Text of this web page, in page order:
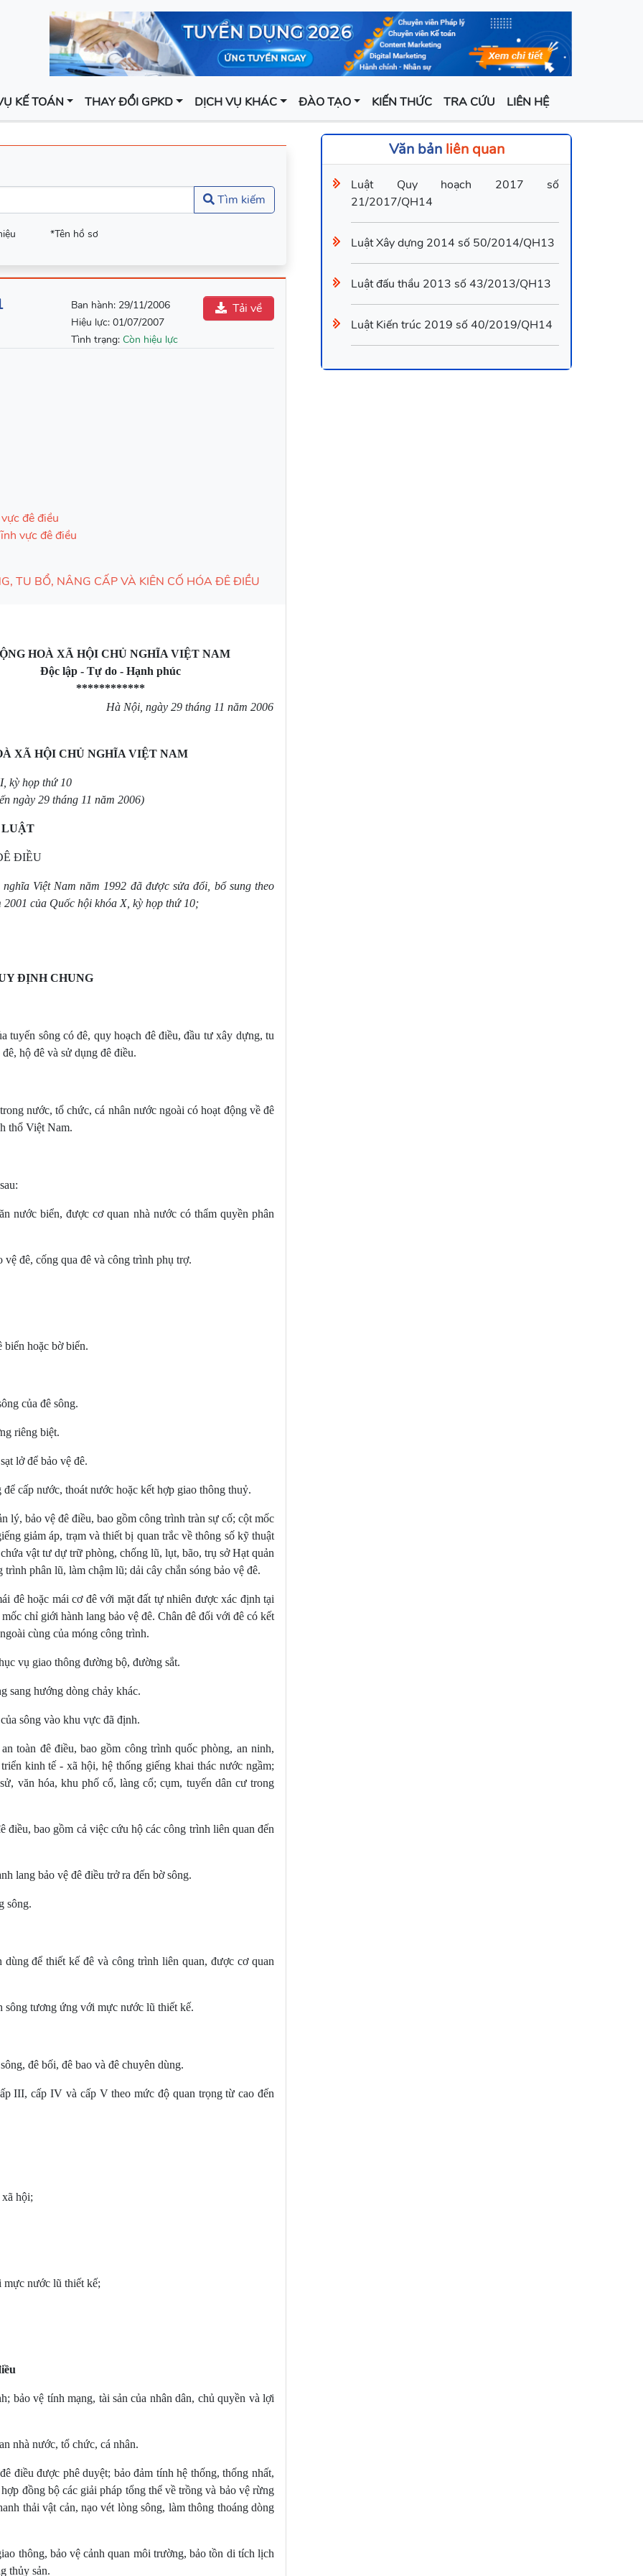
KẾ TOÁN THAY ĐỔI GPKD DỊCH VỤ KHÁC ĐÀO TẠO KIẾN THỨC TRA CỨU LIÊN HỆ
Tìm kiếm
*Tên hồ sơ
Ban hành: 29/11/2006
Hiệu lực: 01/07/2007
Tình trạng: Còn hiệu lực
Tải về
đê điều
vực đê điều
TU BỔ, NÂNG CẤP VÀ KIÊN CỐ HÓA ĐÊ ĐIỀU
lũ của tuyến sông có đê
lũ của tuyến sông có đê
chỉnh quy hoạch phòng, chống lũ của tuyến sông
phê duyệt điều chỉnh quy hoạch phòng, chống
hoạch, điều chỉnh quy hoạch phòng, chống lũ
đê điều
phê duyệt điều chỉnh quy hoạch đê điều
hoạch, điều chỉnh quy hoạch đê điều
xây dựng, tu bổ, nâng cấp và kiên cố hóa đê điều
kiên cố hóa đê điều
trình xây dựng
phạm vi bảo vệ đê điều và ở bãi sông
vệ đê, cống qua đê
văn hóa, danh lam thắng cảnh hiện có trong
đi trên đê và biển báo về đê điều
cắt, giảm lũ
tiện để hộ đê
ĐÊ ĐIỀU
quản lý đê điều
quản lý đê nhân dân
VỀ ĐÊ ĐIỀU
đê điều của Chính phủ, bộ, cơ quan ngang bộ
các cấp trong việc quản lý nhà nước về đê điều
XỬ LÝ VI PHẠM
HOÀ XÃ HỘI CHỦ NGHĨA VIỆT NAM
Độc lập - Tự do - Hạnh phúc
************
Hà Nội, ngày 29 tháng 11 năm 2006
XÃ HỘI CHỦ NGHĨA VIỆT NAM
kỳ họp thứ 10
ngày 29 tháng 11 năm 2006)
LUẬT
ĐIỀU
Việt Nam năm 1992 đã được sửa đổi, bổ sung theo
của Quốc hội khóa X, kỳ họp thứ 10;
ĐỊNH CHUNG
tuyến sông có đê, quy hoạch đê điều, đầu tư xây dựng, tu
hộ đê và sử dụng đê điều.
nước, tổ chức, cá nhân nước ngoài có hoạt động về đê
thổ Việt Nam.
nước biển, được cơ quan nhà nước có thẩm quyền phân
đê, cống qua đê và công trình phụ trợ.
biển hoặc bờ biển.
của đê sông.
riêng biệt.
lở để bảo vệ đê.
cấp nước, thoát nước hoặc kết hợp giao thông thuỷ.
lý, bảo vệ đê điều, bao gồm công trình tràn sự cố; cột mốc
giảm áp, trạm và thiết bị quan trắc về thông số kỹ thuật
vật tư dự trữ phòng, chống lũ, lụt, bão, trụ sở Hạt quản
trình phân lũ, làm chậm lũ; dải cây chắn sóng bảo vệ đê.
đê hoặc mái cơ đê với mặt đất tự nhiên được xác định tại
chỉ giới hành lang bảo vệ đê. Chân đê đối với đê có kết
cùng của móng công trình.
vụ giao thông đường bộ, đường sắt.
sang hướng dòng chảy khác.
sông vào khu vực đã định.
toàn đê điều, bao gồm công trình quốc phòng, an ninh,
kinh tế - xã hội, hệ thống giếng khai thác nước ngầm;
văn hóa, khu phố cổ, làng cổ; cụm, tuyến dân cư trong
điều, bao gồm cả việc cứu hộ các công trình liên quan đến
lang bảo vệ đê điều trở ra đến bờ sông.
sông.
để thiết kế đê và công trình liên quan, được cơ quan
tương ứng với mực nước lũ thiết kế.
đê bối, đê bao và đê chuyên dùng.
III, cấp IV và cấp V theo mức độ quan trọng từ cao đến
hội;
mực nước lũ thiết kế;
bảo vệ tính mạng, tài sản của nhân dân, chủ quyền và lợi
nhà nước, tổ chức, cá nhân.
điều được phê duyệt; bảo đảm tính hệ thống, thống nhất,
đồng bộ các giải pháp tổng thể về trồng và bảo vệ rừng
thải vật cản, nạo vét lòng sông, làm thông thoáng dòng
thông, bảo vệ cảnh quan môi trường, bảo tồn di tích lịch
thủy sản.
Văn bảnliên quan
Luật Quy hoạch 2017 số
21/2017/QH14
Luật Xây dựng 2014 số 50/2014/QH13
Luật đấu thầu 2013 số 43/2013/QH13
Luật Kiến trúc 2019 số 40/2019/QH14